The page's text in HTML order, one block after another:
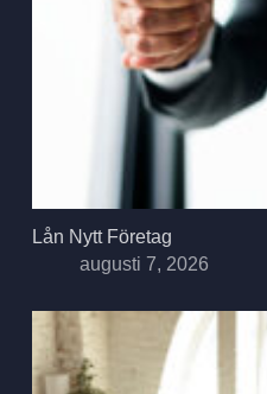
Lån Nytt Företag
augusti 7, 2026